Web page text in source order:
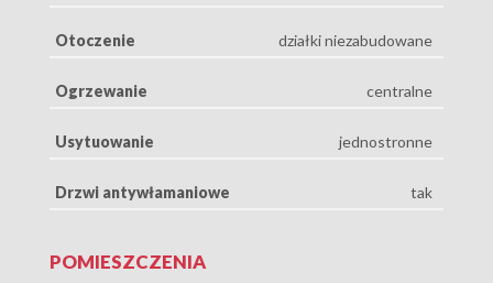
Otoczenie działki niezabudowane
Ogrzewanie centralne
Usytuowanie jednostronne
Drzwi antywłamaniowe tak
POMIESZCZENIA